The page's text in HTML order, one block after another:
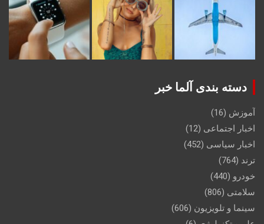
دسته بندی آلما خبر
آموزش (16)
اخبار اجتماعی (12)
اخبار سیاسی (452)
ترند (764)
خودرو (440)
سلامتی (806)
سینما و تلویزیون (606)